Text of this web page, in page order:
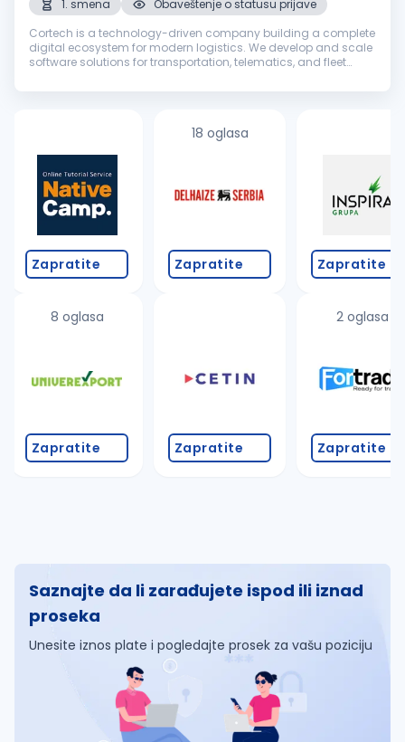
1. smena
Obaveštenje o statusu prijave
Cortech is a technology-driven company building a complete
digital ecosystem for modern logistics. We develop and scale
software solutions for transportation, telematics, and fleet
areas, from so...
Zapratite
8 oglasa
Zapratite
18 oglasa
Zapratite
Zapratite
Zapratite
2 oglasa
Zapratite
Saznajte da li zarađujete ispod ili iznad
proseka
Unesite iznos plate i pogledajte prosek za vašu poziciju